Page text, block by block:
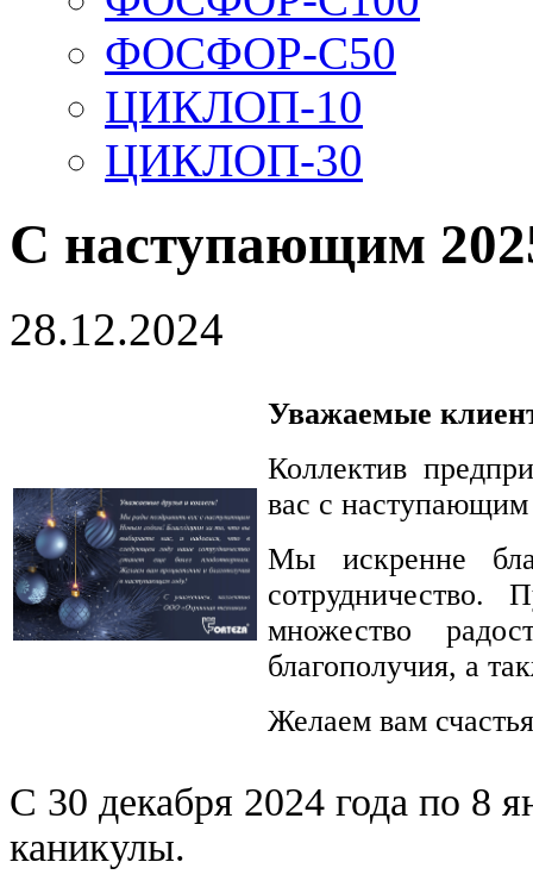
ФОСФОР-С50
ЦИКЛОП-10
ЦИКЛОП-30
С наступающим
28.12.2024
Уважаемые
Коллектив
вас с
Мы искренне
множество
благополучия, а
Желаем вам
С 30 декабря 2024 года по 8
каникулы.